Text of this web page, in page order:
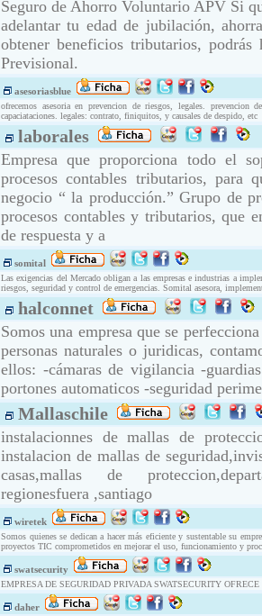
Seguro de Ahorro Voluntario APV Si
adelantar tu edad de jubilación,
obtener beneficios tributarios,
Previsional.
asesoriasblue
ofrecemos asesoria en prevencion de riesgos, legales.
capaciataciones. legales: contrato, finiquitos, y causales de despido, etc
laborales
Empresa que proporciona todo el
procesos contables tributarios, para
negocio “ la producción.” Grupo de
procesos contables y tributarios, que
de respuesta y a
somital
Las exigencias del Mercado obligan a las empresas e industrias a
riesgos, seguridad y control de emergencias. Somital asesora,
halconnet
Somos una empresa que se
personas naturales o juridicas,
ellos: -cámaras de vigilancia -
portones automaticos -seguridad
Mallaschile
instalacionnes de mallas de
instalacion de mallas de
casas,mallas de
regionesfuera ,santiago
wiretek
Somos quienes se dedican a hacer más eficiente y sustentable su
proyectos TIC comprometidos en mejorar el uso, funcionamiento y
swatsecurity
EMPRESA DE SEGURIDAD PRIVADA SWATSECURITY
daher